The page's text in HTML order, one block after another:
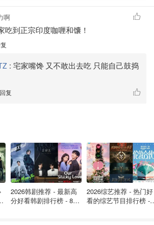
啊
吃到正宗印度咖喱和馕！
: 宅家嘴馋 又不敢出去吃 只能自己鼓捣
复
2026韩剧推荐 - 最新高
分好看韩剧排行榜 - 8月
2026综艺推荐 - 热门好
看的综艺节目排行榜 -